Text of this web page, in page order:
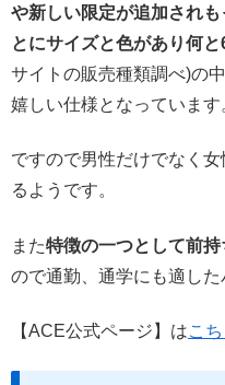
や新しい限定が追加されも
とにサイズと色があり何
サイトの販売種類調べ)の
嬉しい仕様となっています
ですので男性だけでなく
るようです。
また特徴の一つとして前持
ので通勤、通学にも適した
【ACE公式ページ】はこ